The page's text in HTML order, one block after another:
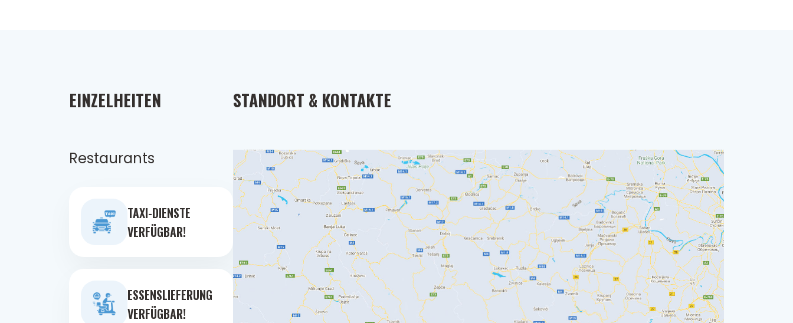
EINZELHEITEN
Restaurants
TAXI-DIENSTE
VERFÜGBAR!
ESSENSLIEFERUNG
VERFÜGBAR!
STANDORT & KONTAKTE